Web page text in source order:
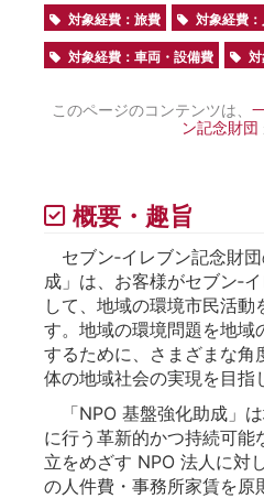
対象経費：旅費 対象経費
対象経費：車両・設備費
このページのコンテンツは、
ン記念財団
概要・趣旨
セブン‐イレブン記念財
成」は、お客様がセブン‐
して、地域の環境市民活
す。地域の環境問題を地域
するために、さまざまな角
体の地域社会の実現を目指
「NPO 基盤強化助成」
に行う革新的かつ持続可能
立をめざす NPO 法人に対
の人件費・事務所家賃を原